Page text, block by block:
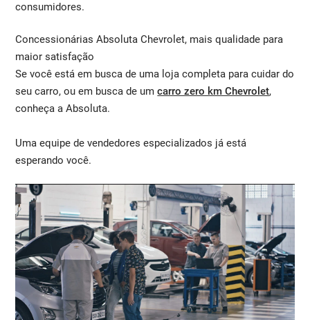
consumidores.
Concessionárias Absoluta Chevrolet, mais qualidade para
maior satisfação
Se você está em busca de uma loja completa para cuidar do
seu carro, ou em busca de umcarro zero km Chevrolet,
conheça a Absoluta.
Uma equipe de vendedores especializados já está
esperando você.